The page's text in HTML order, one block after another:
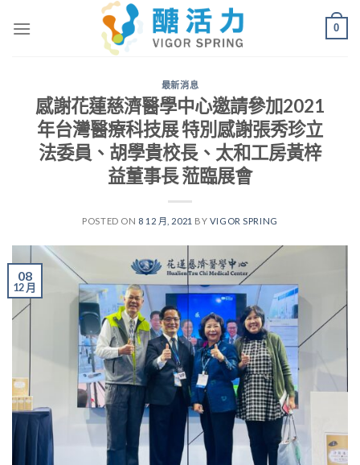
0
最新消息
感謝花蓮慈濟醫學中心邀請參加2021
年台灣醫療科技展 特別感謝張秀珍立
法委員、胡學貴校長、太和工房黃梓
益董事長 蒞臨展會
POSTED ON 8 12 月, 2021 BY VIGOR SPRING
08
12 月